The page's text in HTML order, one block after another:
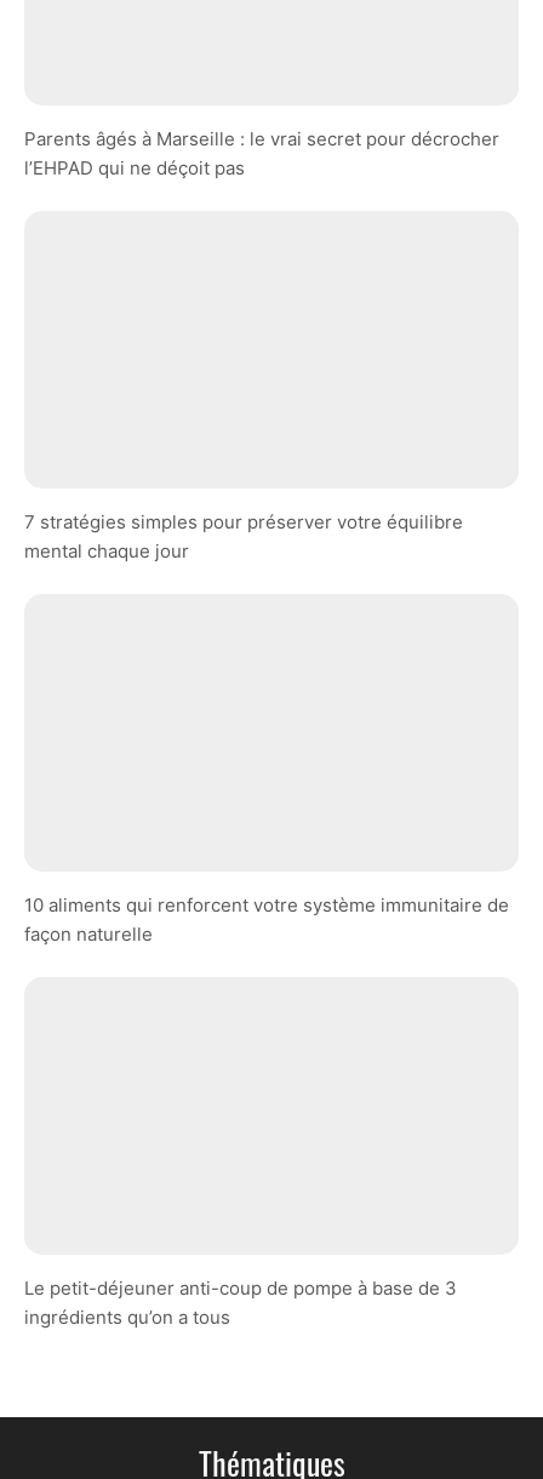
Parents âgés à Marseille : le vrai secret pour décrocher
l’EHPAD qui ne déçoit pas
7 stratégies simples pour préserver votre équilibre
mental chaque jour
10 aliments qui renforcent votre système immunitaire de
façon naturelle
Le petit-déjeuner anti-coup de pompe à base de 3
ingrédients qu’on a tous
Thématiques